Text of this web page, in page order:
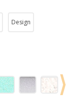
Design